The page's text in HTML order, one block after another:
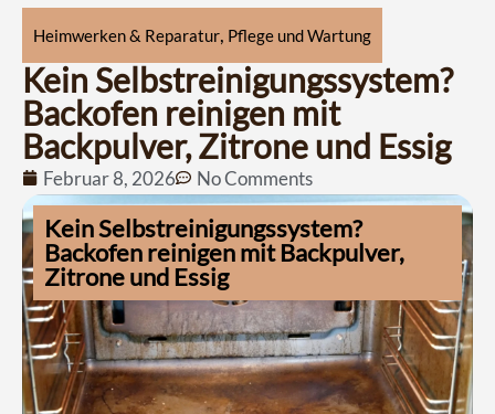
Heimwerken & Reparatur, Pflege und Wartung
Kein Selbstreinigungssystem?
Backofen reinigen mit
Backpulver, Zitrone und Essig
Februar 8, 2026 No Comments
Kein Selbstreinigungssystem?
Backofen reinigen mit Backpulver,
Zitrone und Essig